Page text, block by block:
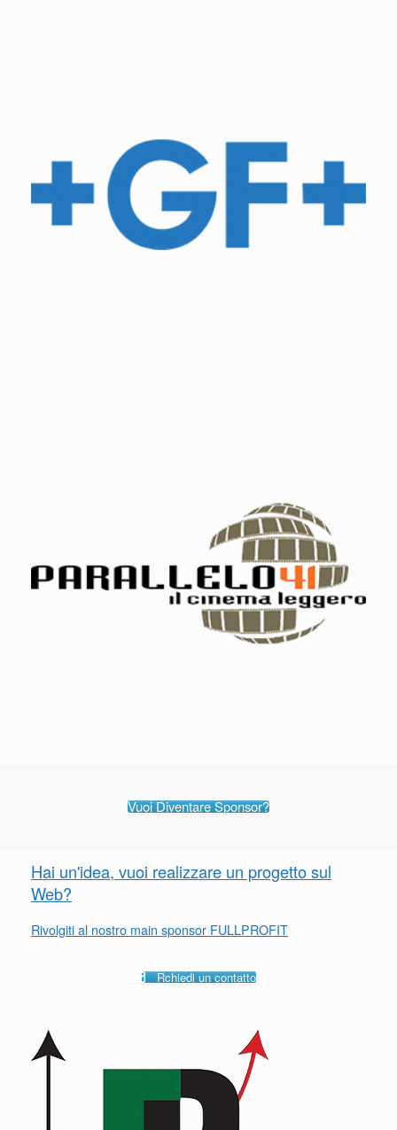
Vuoi Diventare Sponsor?
Hai un'idea, vuoi realizzare un progetto sul
Web?
Rivolgiti al nostro main sponsor FULLPROFIT
Rchiedi un contatto